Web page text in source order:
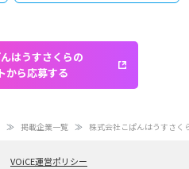
はうすさくらの
から応募する
掲載企業一覧 株式会社こぱんはうすさく
VOiCE運営ポリシー